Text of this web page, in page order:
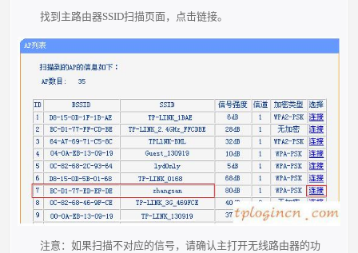
找到主路由器SSID扫描页面，点击链接。
注意：如果扫描不对应的信号，请确认主打开无线路由器的功